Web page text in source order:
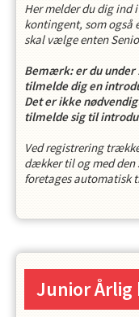
Her melder du dig ind
kontingent, som også
skal vælge enten
Bemærk: er du under
tilmelde dig en
Det er ikke
tilmelde sig til
Ved registrering
dækker til og med den
foretages automatisk
Junior